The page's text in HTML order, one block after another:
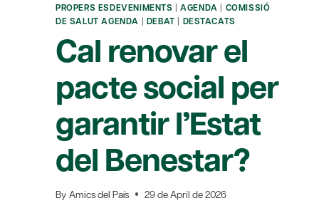
PROPERS ESDEVENIMENTS |AGENDA | COMISSIÓ
DE SALUT AGENDA | DEBAT | DESTACATS
Cal renovar el
pacte social per
garantir l’Estat
del Benestar?
By Amics del País 29 de April de 2026